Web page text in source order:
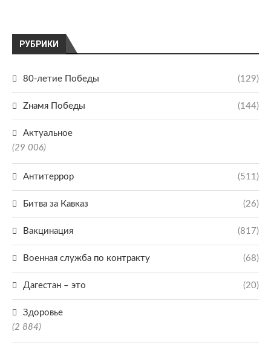
РУБРИКИ
80-летие Победы (129)
Zнамя Победы (144)
Актуальное
(29 006)
Антитеррор (511)
Битва за Кавказ (26)
Вакцинация (817)
Военная служба по контракту (68)
Дагестан – это (20)
Здоровье
(2 884)